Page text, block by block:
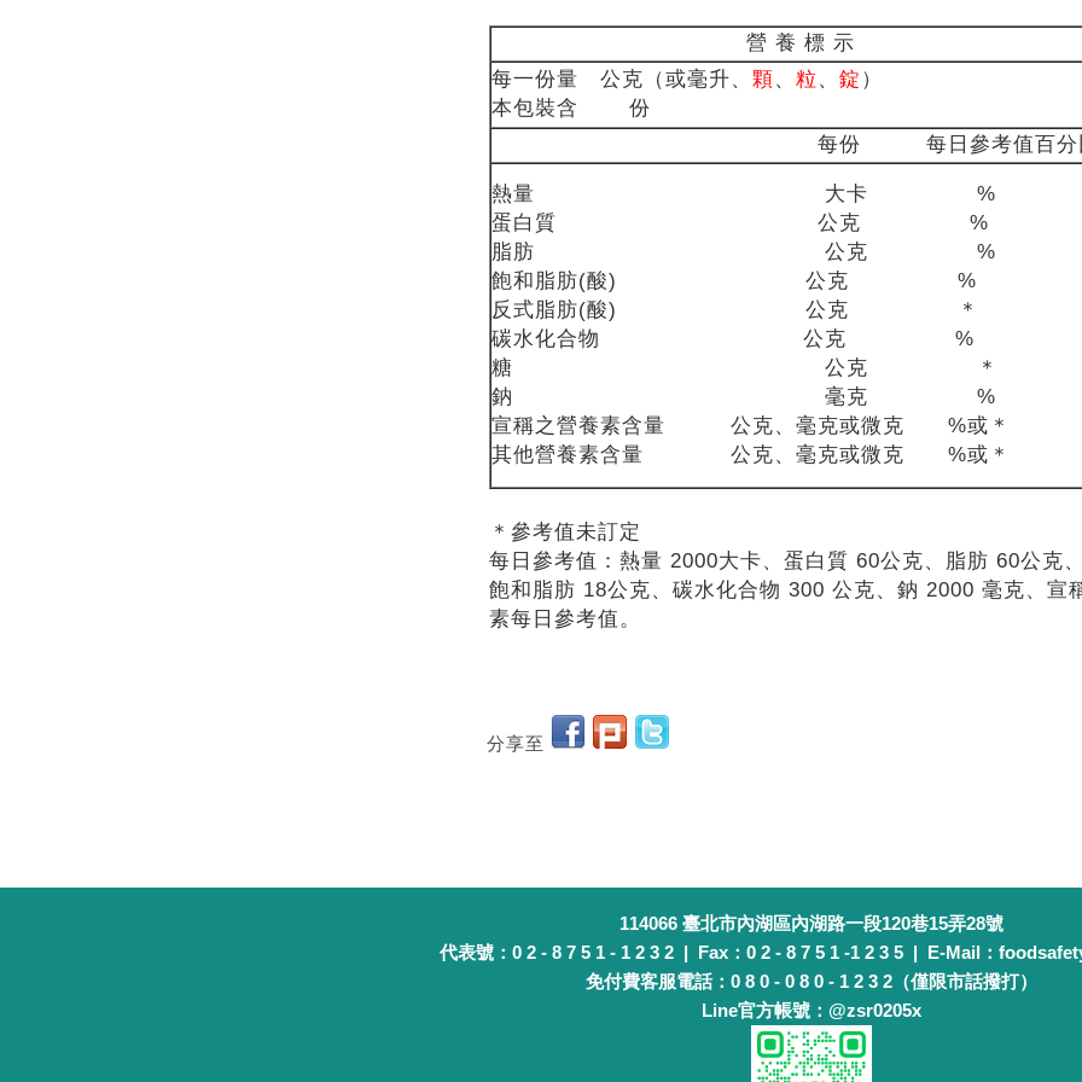
營 養 標 示
每一份量 公克（或毫升、 顆、 粒 、 錠 ）
本包裝含 份
每份 每日參考值百分
熱量 大卡 %
蛋白質 公克 %
脂肪 公克 %
飽和脂肪(酸) 公克 %
反式脂肪(酸) 公克 ＊
碳水化合物 公克 %
糖 公克 ＊
鈉 毫克 %
宣稱之營養素含量 公克、毫克或微克 %或＊
其他營養素含量 公克、毫克或微克 %或＊
＊參考值未訂定
每日參考值：熱量 2000大卡、蛋白質 60公克、脂肪 60公克
飽和脂肪 18公克、碳水化合物 300 公克、鈉 2000 毫克、宣
素每日參考值。
分享至
114066 臺北市內湖區內湖路一段120巷15弄28號
代表號：0 2 - 8 7 5 1 - 1 2 3 2 | Fax：0 2 - 8 7 5 1 -1 2 3 5 | E-Mail：
免付費客服電話：0 8 0 - 0 8 0 - 1 2 3 2（僅限市話撥打）
Line官方帳號：@zsr0205x